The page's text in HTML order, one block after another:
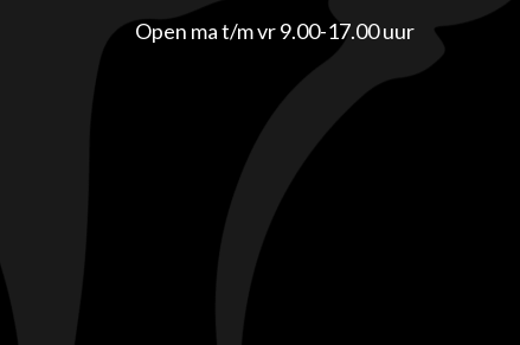
Open ma t/m vr 9.00-17.00 uur